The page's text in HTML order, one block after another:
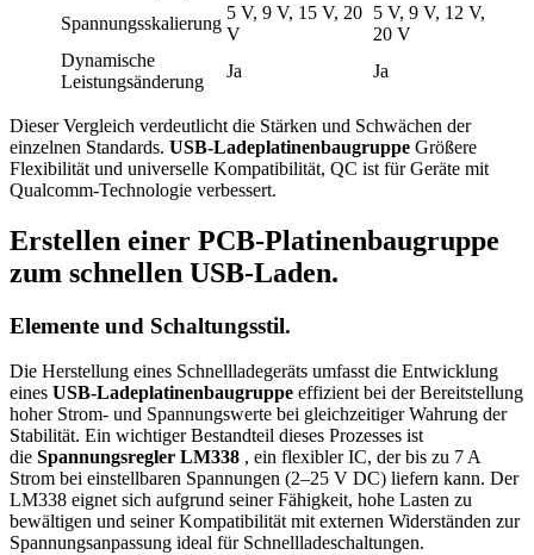
Spannungsskalierung
5 V, 9 V, 15 V, 20
V
5 V, 9 V, 12 V,
20 V
Dynamische
Leistungsänderung
Ja Ja
Dieser Vergleich verdeutlicht die Stärken und Schwächen der
einzelnen Standards. USB-Ladeplatinenbaugruppe Größere
Flexibilität und universelle Kompatibilität, QC ist für Geräte mit
Qualcomm-Technologie verbessert.
Erstellen einer PCB-Platinenbaugruppe
zum schnellen USB-Laden.
Elemente und Schaltungsstil.
Die Herstellung eines Schnellladegeräts umfasst die Entwicklung
eines USB-Ladeplatinenbaugruppe effizient bei der Bereitstellung
hoher Strom- und Spannungswerte bei gleichzeitiger Wahrung der
Stabilität. Ein wichtiger Bestandteil dieses Prozesses ist
die Spannungsregler LM338 , ein flexibler IC, der bis zu 7 A
Strom bei einstellbaren Spannungen (2–25 V DC) liefern kann. Der
LM338 eignet sich aufgrund seiner Fähigkeit, hohe Lasten zu
bewältigen und seiner Kompatibilität mit externen Widerständen zur
Spannungsanpassung ideal für Schnellladeschaltungen.